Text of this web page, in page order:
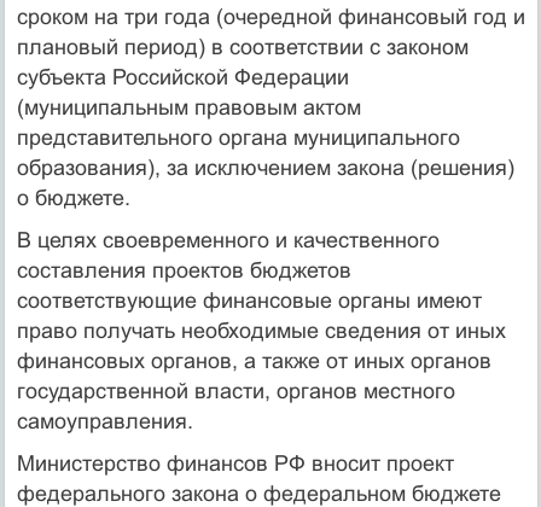
сроком на три года (очередной финансовый год и
плановый период) в соответствии с законом
субъекта Российской Федерации
(муниципальным правовым актом
представительного органа муниципального
образования), за исключением закона (решения)
о бюджете.
В целях своевременного и качественного
составления проектов бюджетов
соответствующие финансовые органы имеют
право получать необходимые сведения от иных
финансовых органов, а также от иных органов
государственной власти, органов местного
самоуправления.
Министерство финансов РФ вносит проект
федерального закона о федеральном бюджете